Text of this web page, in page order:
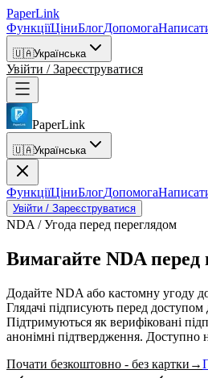
PaperLink
ФункціїЦіниБлогДопомога
🇺🇦Українська
Увійти / Зареєструватися
PaperLink
🇺🇦Українська
ФункціїЦіниБлогДопомога
Увійти / Зареєструватися
NDA / Угода перед переглядом
Вимагайте NDA перед
Додайте NDA або кастомну угоду
Глядачі підписують перед
Підтримуються як верифіковані
анонімні підтвердження. Доступно
Почати безкоштовно - без картки →